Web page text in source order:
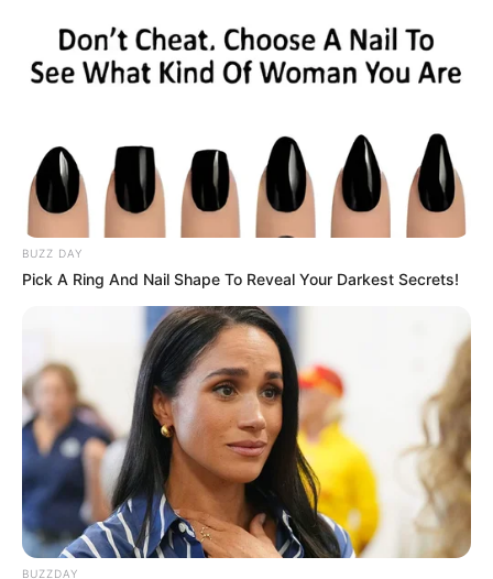
Yogyakarta, Surakarta.
Baca juga:Biodata, Profil, dan Fakta Bang Dep
–
FAQ
Siapa Jamiatul Adewiyah Amrullah Putrii
Dia adalah TikToker dan selebragm kelahiran Indonesia.
Siapa nama asli Jamiatul Adewiyah?
Nama aslinya adalah Jamiatul Adewiyah Amrullah Putrii.
Apa yang membuat Jamiatul Adewiyahmenjadi terkenal?
Dia terkenal karena membuat konten di TikTok.
Jamiatul Adewiyah asalnya dari mana?
Dia berasal dari Makassar, Sulawesi Selatan, Indonesia.
BUZZ DAY
Pick A Ring And Nail Shape To Reveal Your Darkest Secrets!
BUZZDAY